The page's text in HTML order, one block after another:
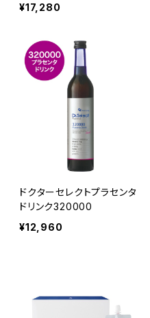
¥17,280
ドクターセレクトプラセンタ
ドリンク320000
¥12,960